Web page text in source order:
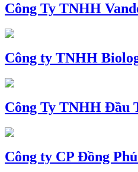
Công Ty TNHH
Công ty TNHH
Công Ty TNHH Đầu
Công ty CP Đồng